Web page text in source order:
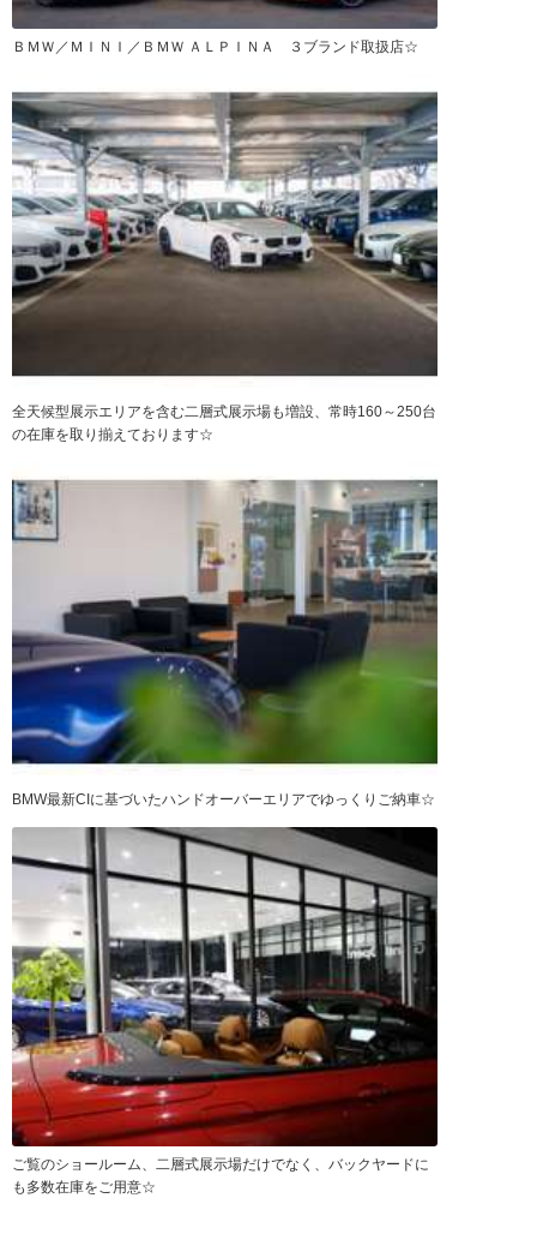
ＢＭＷ／ＭＩＮＩ／ＢＭＷ ＡＬＰＩＮＡ ３ブランド取扱店☆
全天候型展示エリアを含む二層式展示場も増設、常時160～250台
の在庫を取り揃えております☆
BMW最新CIに基づいたハンドオーバーエリアでゆっくりご納車☆
ご覧のショールーム、二層式展示場だけでなく、バックヤードに
も多数在庫をご用意☆